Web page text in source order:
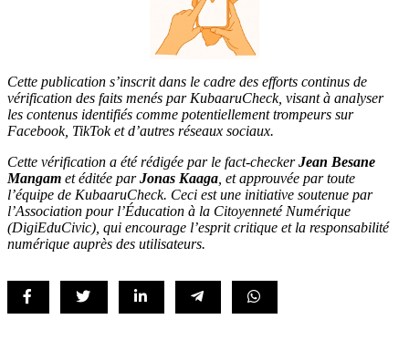
Cette publication s’inscrit dans le cadre des efforts continus de
vérification des faits menés par KubaaruCheck, visant à analyser
les contenus identifiés comme potentiellement trompeurs sur
Facebook, TikTok et d’autres réseaux sociaux.
Cette vérification a été rédigée par le fact-checkerJean Besane
Mangam et éditée parJonas Kaaga , et approuvée par toute
l’équipe de KubaaruCheck. Ceci est une initiative soutenue par
l’Association pour l’Éducation à la Citoyenneté Numérique
(DigiEduCivic), qui encourage l’esprit critique et la responsabilité
numérique auprès des utilisateurs.